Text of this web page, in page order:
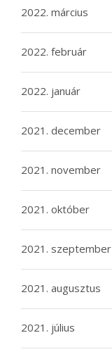
2022. március
2022. február
2022. január
2021. december
2021. november
2021. október
2021. szeptember
2021. augusztus
2021. július